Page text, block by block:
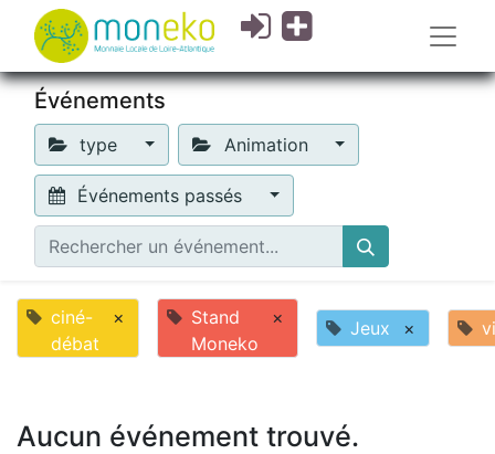
Événements
type Animation
Événements passés
ciné-
débat
×
Stand
Moneko
× Jeux ×
Aucun événement trouvé.